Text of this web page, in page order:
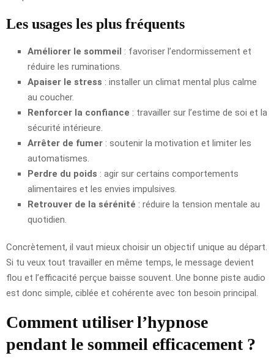
Les usages les plus fréquents
Améliorer le sommeil : favoriser l’endormissement et
réduire les ruminations.
Apaiser le stress : installer un climat mental plus calme
au coucher.
Renforcer la confiance : travailler sur l’estime de soi et la
sécurité intérieure.
Arrêter de fumer : soutenir la motivation et limiter les
automatismes.
Perdre du poids : agir sur certains comportements
alimentaires et les envies impulsives.
Retrouver de la sérénité : réduire la tension mentale au
quotidien.
Concrètement, il vaut mieux choisir un objectif unique au départ.
Si tu veux tout travailler en même temps, le message devient
flou et l’efficacité perçue baisse souvent. Une bonne piste audio
est donc simple, ciblée et cohérente avec ton besoin principal.
Comment utiliser l’hypnose
pendant le sommeil efficacement ?